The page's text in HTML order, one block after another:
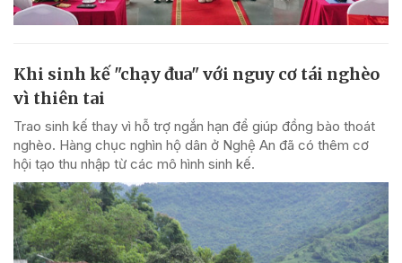
Khi sinh kế "chạy đua" với nguy cơ tái nghèo
vì thiên tai
Trao sinh kế thay vì hỗ trợ ngắn hạn để giúp đồng bào thoát
nghèo. Hàng chục nghìn hộ dân ở Nghệ An đã có thêm cơ
hội tạo thu nhập từ các mô hình sinh kế.